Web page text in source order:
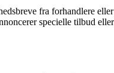
fra forhandlere eller
specielle tilbud eller